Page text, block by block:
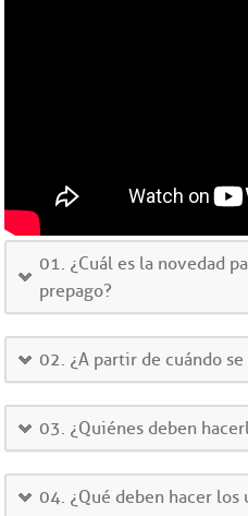
01. ¿Cuál es la novedad
prepago?
02. ¿A partir de cuándo
03. ¿Quiénes deben
04. ¿Qué deben hacer los